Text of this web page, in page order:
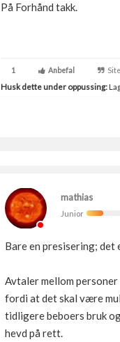
På Forhånd takk.
1 Anbefal
Husk dette under oppussing:
mathias
Junior
Bare en presisering;
Avtaler mellom
fordi at det skal være
tidligere beboers bruk
hevd på rett.